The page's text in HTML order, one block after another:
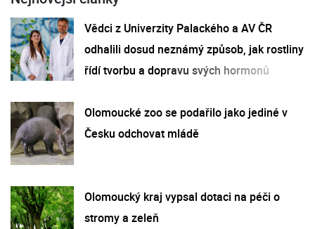
Vědci z Univerzity Palackého a AV ČR
odhalili dosud neznámý způsob, jak rostliny
řídí tvorbu a dopravu svých hormonů
Olomoucké zoo se podařilo jako jediné v
Česku odchovat mládě
Olomoucký kraj vypsal dotaci na péči o
stromy a zeleň